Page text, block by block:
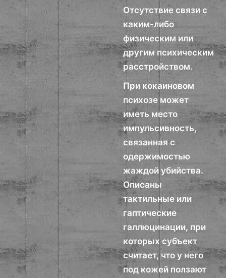
Отсутствие связи с
каким-либо
физическим или
другим психическим
расстройством.
При кокаиновом
психозе может
иметь место
импульсивность,
связанная с
одержимостью
жаждой убийства.
Описаны
тактильные или
гаптические
галлюцинации, при
которых субъект
считает, что у него
под кожей ползают